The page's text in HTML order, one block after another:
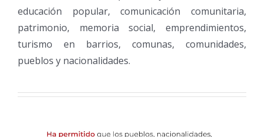
educación popular, comunicación comunitaria,
patrimonio, memoria social, emprendimientos,
turismo en barrios, comunas, comunidades,
pueblos y nacionalidades.